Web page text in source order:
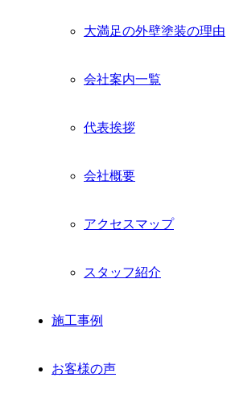
ニ
を
大満足の外壁塗装の理由
会社案内一覧
代表挨拶
会社概要
アクセスマップ
スタッフ紹介
施工事例
お客様の声